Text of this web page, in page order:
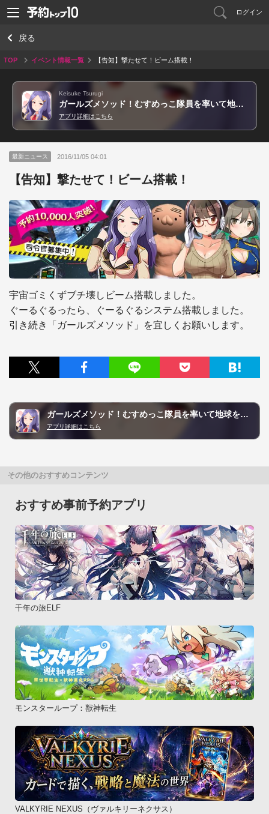
ログイン
戻る
TOP イベント情報一覧 【告知】撃たせて！ビーム搭載！
Keisuke Tsurugi
ガールズメソッド！むすめっこ隊員を率いて地球を救え！
アプリ詳細はこちら
最新ニュース 2016/11/05 04:01
【告知】撃たせて！ビーム搭載！
宇宙ゴミくずブチ壊しビーム搭載しました。
ぐーるぐるったら、ぐーるぐるシステム搭載しました。
引き続き「ガールズメソッド」を宜しくお願いします。
ガールズメソッド！むすめっこ隊員を率いて地球を救え！
アプリ詳細はこちら
その他のおすすめコンテンツ
おすすめ事前予約アプリ
千年の旅ELF
モンスターループ：獣神転生
VALKYRIE NEXUS（ヴァルキリーネクサス）